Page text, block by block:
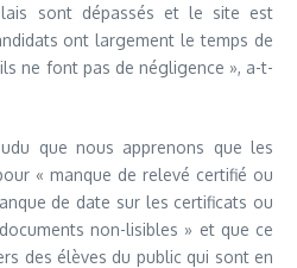
sont dépassés et le site est
ont largement le temps de
ne font pas de négligence », a-t-
que nous apprenons que les
« manque de relevé certifié ou
de date sur les certificats ou
non-lisibles » et que ce
des élèves du public qui sont en